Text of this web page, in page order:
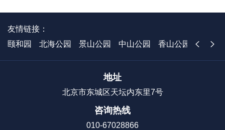
友情链接：
颐和园
北海公园 景山公园 中山公园 香山公园 国家植
地址
北京市东城区天坛内东里7号
咨询热线
010-67028866